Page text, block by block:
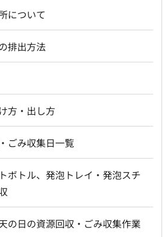
について
排出方法
方・出し方
ごみ収集日一覧
ボトル、発泡トレイ・発泡スチ
の日の資源回収・ごみ収集作業